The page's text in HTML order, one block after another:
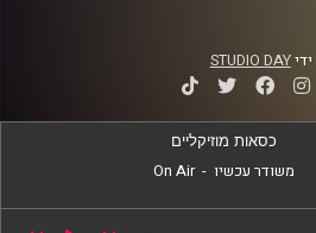
STUDIO DAY
כסאות מוזיקליים
משודר עכשיו -
On Air